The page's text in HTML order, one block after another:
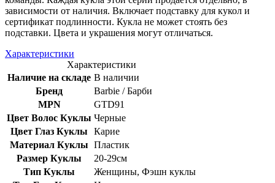
зависимости от наличия. Включает подставку для кукол и
сертификат подлинности. Кукла не может стоять без
подставки. Цвета и украшения могут отличаться.
Характеристики
Характеристики
Наличие на складе В наличии
Бренд
Barbie / Барби
MPN
GTD91
Цвет Волос Куклы Черные
Цвет Глаз Куклы
Карие
Материал Куклы Пластик
Размер Куклы
20-29см
Тип Куклы
Женщины, Фэшн куклы